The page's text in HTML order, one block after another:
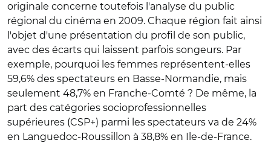
originale concerne toutefois l'analyse du public
régional du cinéma en 2009. Chaque région fait ainsi
l'objet d'une présentation du profil de son public,
avec des écarts qui laissent parfois songeurs. Par
exemple, pourquoi les femmes représentent-elles
59,6% des spectateurs en Basse-Normandie, mais
seulement 48,7% en Franche-Comté ? De même, la
part des catégories socioprofessionnelles
supérieures (CSP+) parmi les spectateurs va de 24%
en Languedoc-Roussillon à 38,8% en Ile-de-France.